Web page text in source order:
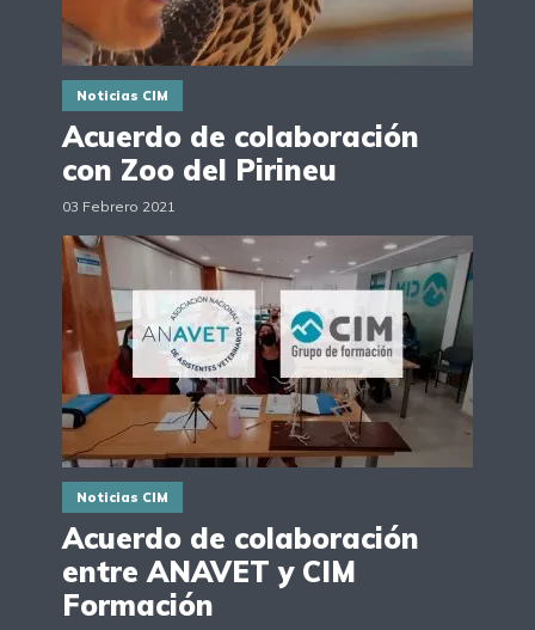
Noticias CIM
Acuerdo de colaboración
con Zoo del Pirineu
03 Febrero 2021
Noticias CIM
Acuerdo de colaboración
entre ANAVET y CIM
Formación